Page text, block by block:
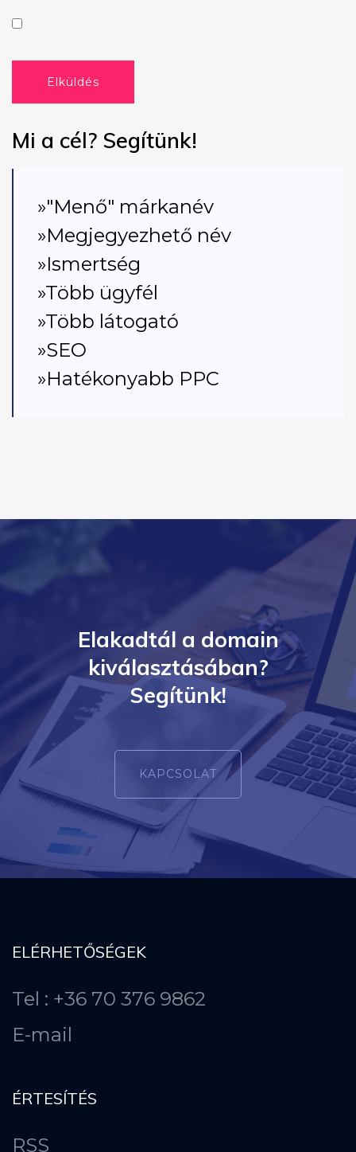
Elküldés
Mi a cél? Segítünk!
»"Menő" márkanév
»Megjegyezhető név
»Ismertség
»Több ügyfél
»Több látogató
»SEO
»Hatékonyabb PPC
Elakadtál a domain
kiválasztásában?
Segítünk!
KAPCSOLAT
ELÉRHETŐSÉGEK
Tel : +36 70 376 9862
E-mail
ÉRTESÍTÉS
RSS